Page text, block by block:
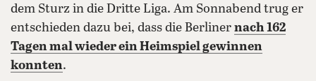
dem Sturz in die Dritte Liga. Am Sonnabend trug er
entschieden dazu bei, dass die Berliner nach 162
Tagen mal wieder ein Heimspiel gewinnen
konnten.